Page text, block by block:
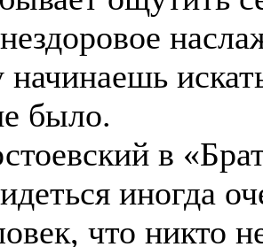
начинаешь
было.
в
иногда
что никто